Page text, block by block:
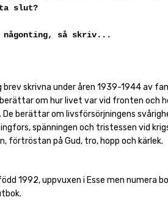
slut?
någonting, så skriv...
brev skrivna under åren 1939-1944 av
om hur livet var vid fronten och
De berättar om livsförsörjningens
spänningen och tristessen vid
förtröstan på Gud, tro, hopp och kärlek.
1992, uppvuxen i Esse men numera